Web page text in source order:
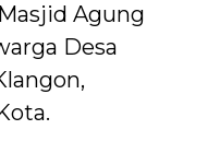
Agung
Desa